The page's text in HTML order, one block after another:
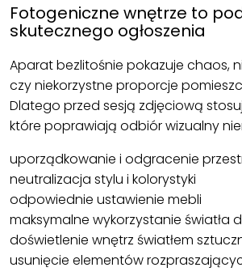
Fotogeniczne wnętrze to
skutecznego ogłoszenia
Aparat bezlitośnie pokazuje chaos,
czy niekorzystne proporcje
Dlatego przed sesją zdjęciową
które poprawiają odbiór wizualny
uporządkowanie i odgracenie
neutralizacja stylu i kolorystyki
odpowiednie ustawienie mebli
maksymalne wykorzystanie światła
doświetlenie wnętrz światłem
usunięcie elementów